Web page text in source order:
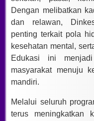
Dengan melibatkan
dan relawan,
penting terkait pola
kesehatan mental,
Edukasi ini
masyarakat menuju
mandiri.
Melalui seluruh
terus meningkatkan